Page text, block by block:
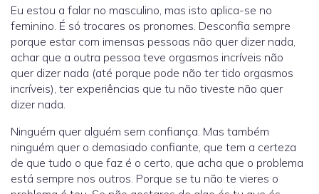
Eu estou a falar no masculino, mas isto aplica-se no
feminino. É só trocares os pronomes. Desconfia sempre
porque estar com imensas pessoas não quer dizer nada,
achar que a outra pessoa teve orgasmos incríveis não
quer dizer nada (até porque pode não ter tido orgasmos
incríveis), ter experiências que tu não tiveste não quer
dizer nada.
Ninguém quer alguém sem confiança. Mas também
ninguém quer o demasiado confiante, que tem a certeza
de que tudo o que faz é o certo, que acha que o problema
está sempre nos outros. Porque se tu não te vieres o